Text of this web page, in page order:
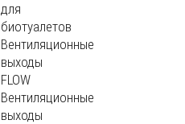
для
биотуалетов
Вентиляционные
выходы
FLOW
Вентиляционные
выходы